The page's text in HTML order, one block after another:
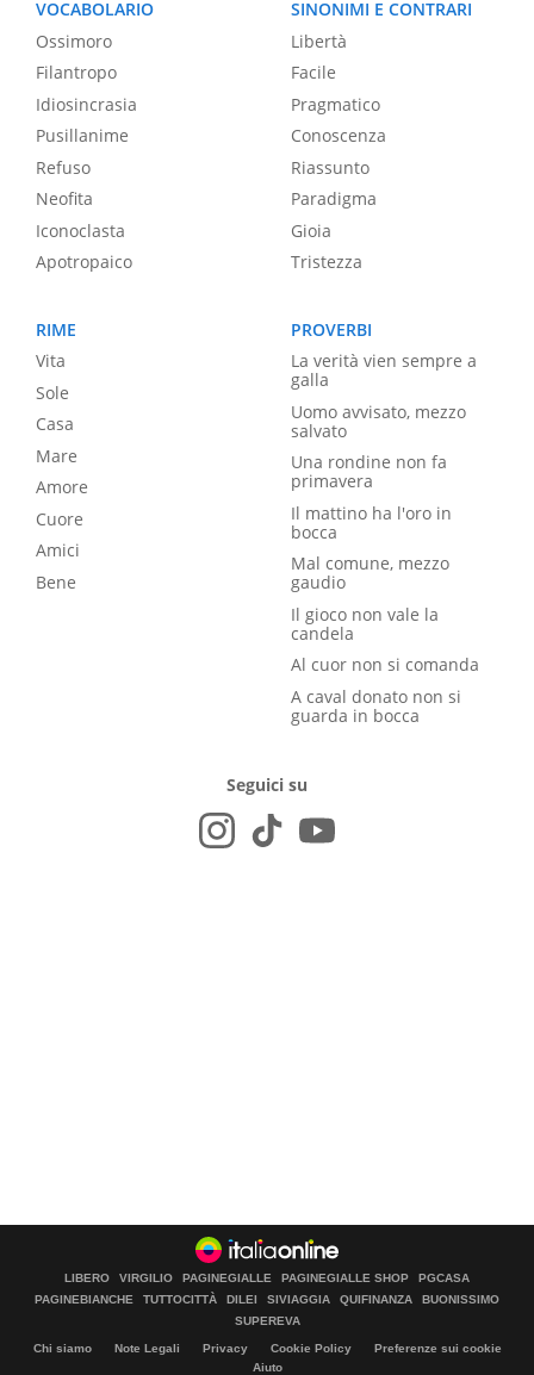
VOCABOLARIO
Ossimoro
Filantropo
Idiosincrasia
Pusillanime
Refuso
Neofita
Iconoclasta
Apotropaico
SINONIMI E CONTRARI
Libertà
Facile
Pragmatico
Conoscenza
Riassunto
Paradigma
Gioia
Tristezza
RIME
Vita
Sole
Casa
Mare
Amore
Cuore
Amici
Bene
PROVERBI
La verità vien sempre a
galla
Uomo avvisato, mezzo
salvato
Una rondine non fa
primavera
Il mattino ha l'oro in
bocca
Mal comune, mezzo
gaudio
Il gioco non vale la
candela
Al cuor non si comanda
A caval donato non si
guarda in bocca
Seguici su
LIBERO VIRGILIO PAGINEGIALLE PAGINEGIALLE SHOP
PGCASA
PAGINEBIANCHE
TUTTOCITTÀ DILEI SIVIAGGIA QUIFINANZA
BUONISSIMO
SUPEREVA
Chi siamo Note Legali Privacy Cookie Policy
Preferenze sui cookie
Aiuto